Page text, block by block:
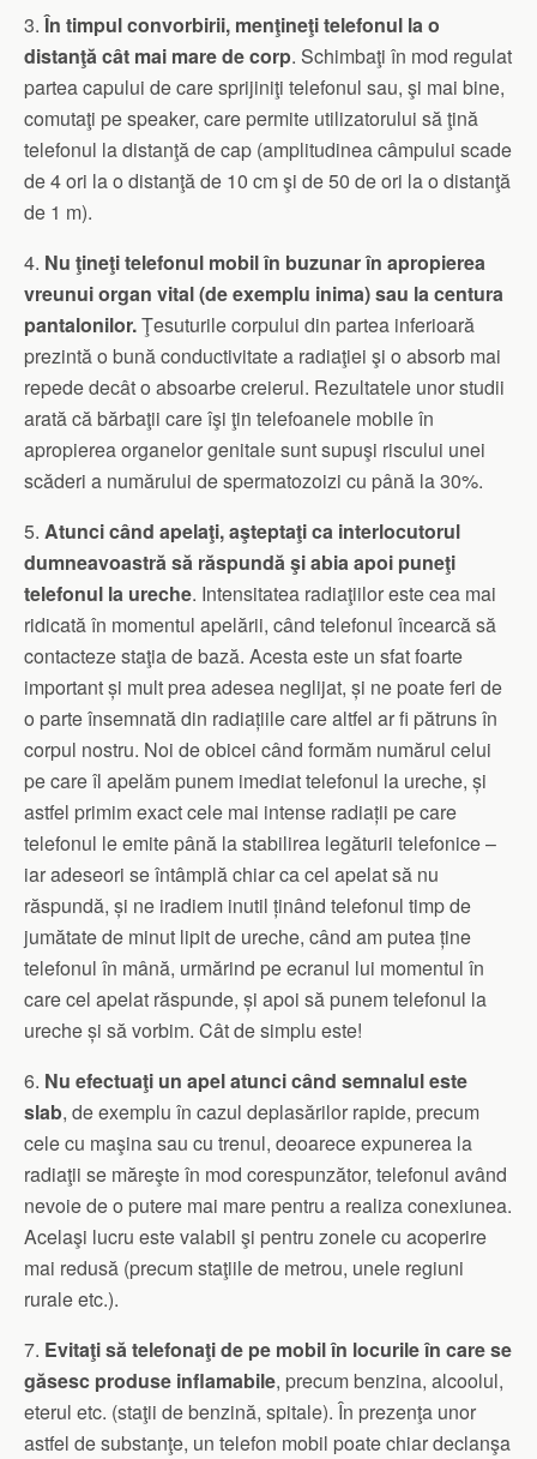
3.În timpul convorbirii, menţineţi telefonul la o
distanţă cât mai mare de corp. Schimbaţi în mod regulat
partea capului de care sprijiniţi telefonul sau, şi mai bine,
comutaţi pe speaker, care permite utilizatorului să ţină
telefonul la distanţă de cap (amplitudinea câmpului scade
de 4 ori la o distanţă de 10 cm şi de 50 de ori la o distanţă
de 1 m).
4. Nu ţineţi telefonul mobil în buzunar în apropierea
vreunui organ vital (de exemplu inima) sau la centura
pantalonilor.Ţesuturile corpului din partea inferioară
prezintă o bună conductivitate a radiaţiei şi o absorb mai
repede decât o absoarbe creierul. Rezultatele unor studii
arată că bărbaţii care îşi ţin telefoanele mobile în
apropierea organelor genitale sunt supuşi riscului unei
scăderi a numărului de spermatozoizi cu până la 30%.
5. Atunci când apelaţi, aşteptaţi ca interlocutorul
dumneavoastră să răspundă şi abia apoi puneţi
telefonul la ureche. Intensitatea radiaţiilor este cea mai
ridicată în momentul apelării, când telefonul încearcă să
contacteze staţia de bază. Acesta este un sfat foarte
important și mult prea adesea neglijat, și ne poate feri de
o parte însemnată din radiațiile care altfel ar fi pătruns în
corpul nostru. Noi de obicei când formăm numărul celui
pe care îl apelăm punem imediat telefonul la ureche, și
astfel primim exact cele mai intense radiații pe care
telefonul le emite până la stabilirea legăturii telefonice –
iar adeseori se întâmplă chiar ca cel apelat să nu
răspundă, și ne iradiem inutil ținând telefonul timp de
jumătate de minut lipit de ureche, când am putea ține
telefonul în mână, urmărind pe ecranul lui momentul în
care cel apelat răspunde, și apoi să punem telefonul la
ureche și să vorbim. Cât de simplu este!
6. Nu efectuaţi un apel atunci când semnalul este
slab, de exemplu în cazul deplasărilor rapide, precum
cele cu maşina sau cu trenul, deoarece expunerea la
radiaţii se măreşte în mod corespunzător, telefonul având
nevoie de o putere mai mare pentru a realiza conexiunea.
Acelaşi lucru este valabil şi pentru zonele cu acoperire
mai redusă (precum staţiile de metrou, unele regiuni
rurale etc.).
7. Evitaţi să telefonaţi de pe mobil în locurile în care se
găsesc produse inflamabile, precum benzina, alcoolul,
eterul etc. (staţii de benzină, spitale). În prezenţa unor
astfel de substanţe, un telefon mobil poate chiar declanşa